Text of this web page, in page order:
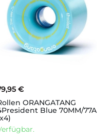
€
ORANGATANG
Blue 70MM/77A